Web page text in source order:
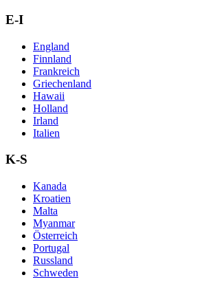
E-I
England
Finnland
Frankreich
Griechenland
Hawaii
Holland
Irland
Italien
K-S
Kanada
Kroatien
Malta
Myanmar
Österreich
Portugal
Russland
Schweden